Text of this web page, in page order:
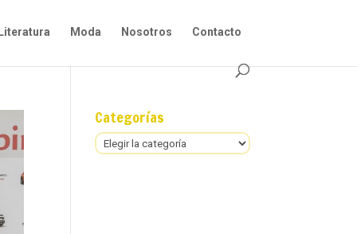
Moda Nosotros Contacto
Categorías
Categorías